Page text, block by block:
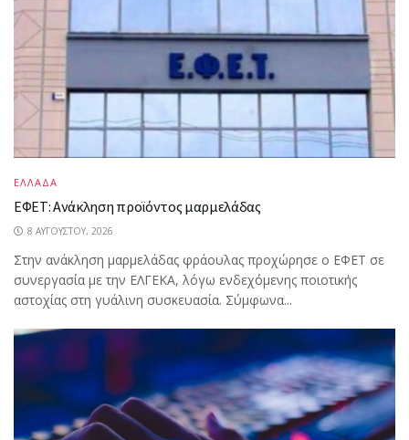
ΕΛΛΑΔΑ
ΕΦΕΤ: Ανάκληση προϊόντος μαρμελάδας
8 ΑΥΓΟΎΣΤΟΥ, 2026
Στην ανάκληση μαρμελάδας φράουλας προχώρησε ο ΕΦΕΤ σε
συνεργασία με την ΕΛΓΕΚΑ, λόγω ενδεχόμενης ποιοτικής
αστοχίας στη γυάλινη συσκευασία. Σύμφωνα...